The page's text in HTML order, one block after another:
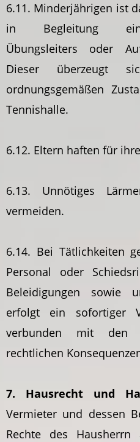
6.11. Minderjährigen ist
in Begleitung
Übungsleiters oder
Dieser überzeugt
ordnungsgemäßen
Tennishalle.
6.12. Eltern haften für
6.13. Unnötiges
vermeiden.
6.14. Bei Tätlichkeiten
Personal oder
Beleidigungen sowie
erfolgt ein sofortiger
verbunden mit den
rechtlichen
7. Hausrecht und
Vermieter und dessen
Rechte des